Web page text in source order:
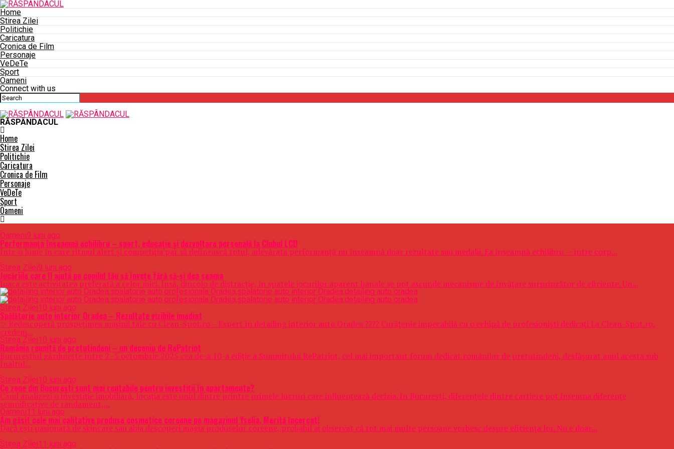
Home
Stirea Zilei
Politichie
Caricatura
Cronica de Film
Personaje
VeDeTe
Sport
Oameni
Connect with us
RĂSPÂNDACUL
Home
Stirea Zilei
Politichie
Caricatura
Cronica de Film
Personaje
VeDeTe
Sport
Oameni
Oameni9 luni ago
Performanța înseamnă echilibru – sport, educație și dezvoltare personală la Clubul LCD
Într-o lume în care ritmul alert și competiția par să definească totul, adevărata performanță nu înseamnă doar rezultate sau medalii. Ea înseamnă echilibru — între corp...
Stirea Zilei9 luni ago
Jucăriile care îl ajută pe copilul tău să învețe fără să-și dea seama
Joaca este activitatea preferată a celor mici. Însă, dincolo de distracție, în spatele jocurilor aparent banale se pot ascunde mecanisme de învățare surprinzător de eficiente. Un...
Stirea Zilei10 luni ago
Spălătorie auto interior Oradea – Rezultate vizibile imediat
✨ Redescoperă prospețimea mașinii tale cu Clean-Spot.ro – Expert în detailing interior auto Oradea ???? Curățenie impecabilă cu o echipă de profesioniști dedicați La Clean-Spot.ro,
credem...
Stirea Zilei10 luni ago
România reunită de pretutindeni – un deceniu de RePatriot
Bucureștiul găzduiește între 2–5 octombrie 2025 cea de-a 10-a ediție a Summitului RePatriot, cel mai important forum dedicat românilor de pretutindeni, desfășurat anul acesta sub
Înaltul...
Stirea Zilei10 luni ago
Ce zone din București sunt mai rentabile pentru investiții în apartamente?
Când analizezi o investiție imobiliară, locația este unul dintre printre primele lucruri care influențează decizia. În București, diferențele dintre cartiere pot însemna diferențe
semnificative de randament,...
Oameni11 luni ago
Am găsit cele mai calitative produse cosmetice coreene pe magazinul Yselia. Merită încercat!
Dacă ești pasionată de skincare sau abia descoperi magia produselor coreene, probabil ai observat că tot mai multe persoane vorbesc despre eficiența lor. Nu e doar...
Stirea Zilei11 luni ago